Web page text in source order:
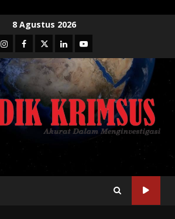
8 Agustus 2026
InstagramFacebook
TwitterLinkedinYoutube